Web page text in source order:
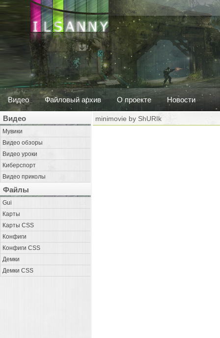
Видео Файловый архив О проекте Новости
Видео
Мувики
Видео обзоры
Видео уроки
Киберспорт
Видео приколы
Файлы
Gui
Карты
Карты CSS
Конфиги
Конфиги CSS
Демки
Демки CSS
minimovie by ShURIk